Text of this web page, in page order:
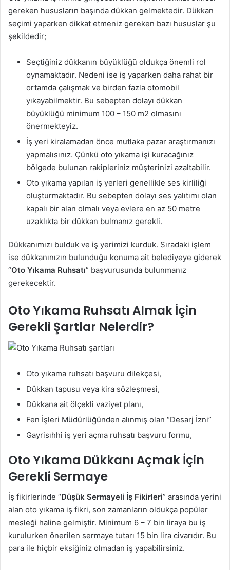
gereken hususların başında dükkan gelmektedir. Dükkan
seçimi yaparken dikkat etmeniz gereken bazı hususlar şu
şekildedir;
Seçtiğiniz dükkanın büyüklüğü oldukça önemli rol
oynamaktadır. Nedeni ise iş yaparken daha rahat bir
ortamda çalışmak ve birden fazla otomobil
yıkayabilmektir. Bu sebepten dolayı dükkan
büyüklüğü minimum 100 – 150 m2 olmasını
önermekteyiz.
İş yeri kiralamadan önce mutlaka pazar araştırmanızı
yapmalısınız. Çünkü oto yıkama işi kuracağınız
bölgede bulunan rakipleriniz müşterinizi azaltabilir.
Oto yıkama yapılan iş yerleri genellikle ses kirliliği
oluşturmaktadır. Bu sebepten dolayı ses yalıtımı olan
kapalı bir alan olmalı veya evlere en az 50 metre
uzaklıkta bir dükkan bulmanız gerekli.
Dükkanımızı bulduk ve iş yerimizi kurduk. Sıradaki işlem
ise dükkanınızın bulunduğu konuma ait belediyeye giderek
“Oto Yıkama Ruhsatı” başvurusunda bulunmanız
gerekecektir.
Oto Yıkama Ruhsatı Almak İçin
Gerekli Şartlar Nelerdir?
Oto yıkama ruhsatı başvuru dilekçesi,
Dükkan tapusu veya kira sözleşmesi,
Dükkana ait ölçekli vaziyet planı,
Fen İşleri Müdürlüğünden alınmış olan “Desarj İzni”
Gayrisıhhi iş yeri açma ruhsatı başvuru formu,
Oto Yıkama Dükkanı Açmak İçin
Gerekli Sermaye
İş fikirlerinde “Düşük Sermayeli İş Fikirleri” arasında yerini
alan oto yıkama iş fikri, son zamanların oldukça popüler
mesleği haline gelmiştir. Minimum 6 – 7 bin liraya bu iş
kurulurken önerilen sermaye tutarı 15 bin lira civarıdır. Bu
para ile hiçbir eksiğiniz olmadan iş yapabilirsiniz.